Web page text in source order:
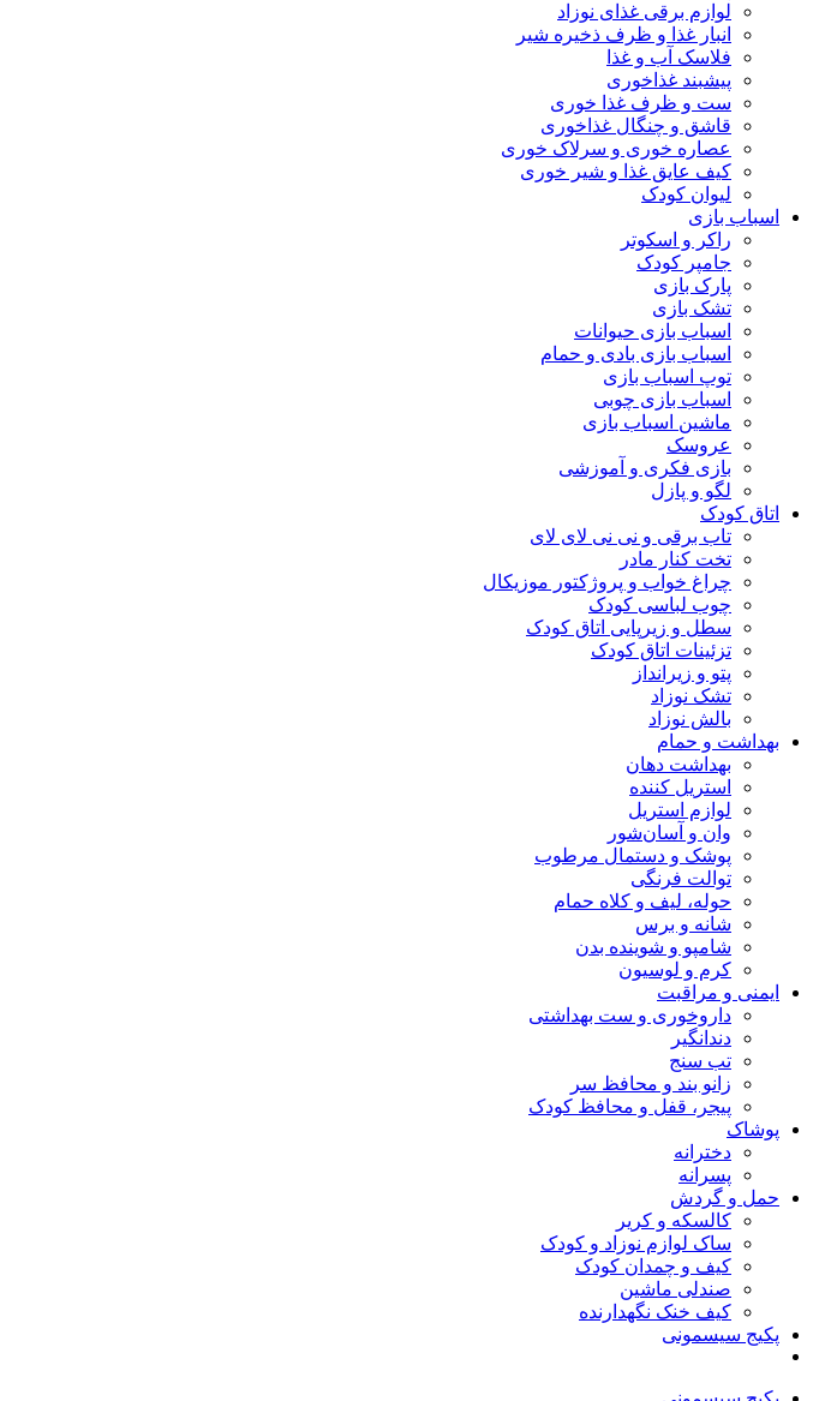
لوازم برقی غذای نوزاد
انبار غذا و ظرف ذخیره شیر
فلاسک آب و غذا
پیشبند غذاخوری
ست و ظرف غذا خوری
قاشق و چنگال غذاخوری
عصاره خوری و سرلاک خوری
کیف عایق غذا و شیر خوری
لیوان کودک
اسباب بازی
راکر و اسکوتر
جامپر کودک
پارک بازی
تشک بازی
اسباب بازی حیوانات
اسباب بازی بادی و حمام
توپ اسباب بازی
اسباب بازی چوبی
ماشین اسباب بازی
عروسک
بازی فکری و آموزشی
لگو و پازل
اتاق کودک
تاب برقی و نی نی لای لای
تخت کنار مادر
چراغ خواب و پروژکتور موزیکال
چوب لباسی کودک
سطل و زیرپایی اتاق کودک
تزئینات اتاق کودک
پتو و زیرانداز
تشک نوزاد
بالش نوزاد
بهداشت و حمام
بهداشت دهان
استریل کننده
لوازم استریل
وان و آسان‌شور
پوشک و دستمال مرطوب
توالت فرنگی
حوله، لیف و کلاه حمام
شانه و برس
شامپو و شوینده بدن
کرم و لوسیون
ایمنی و مراقبت
داروخوری و ست بهداشتی
دندانگیر
تب‌ سنج
زانو بند و محافظ سر
پیجر، قفل و محافظ کودک
پوشاک
دخترانه
پسرانه
حمل و گردش
کالسکه و کریر
ساک لوازم نوزاد و کودک
کیف و چمدان کودک
صندلی ماشین
کیف خنک نگهدارنده
پکیج سیسمونی